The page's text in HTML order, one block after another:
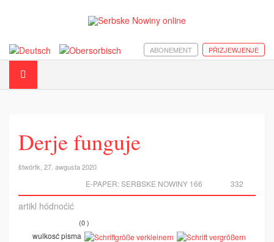
PŘIZJEWJENJE
ABONEMENT
Derje funguje
štwórtk, 27. awgusta 2020
332
E-PAPER:SERBSKE NOWINY 166
artikl hódnoćić
(0 )
wulkosć pisma